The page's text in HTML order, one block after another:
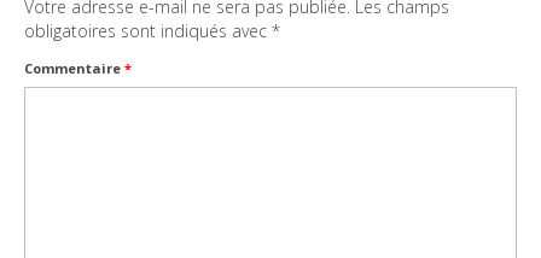
Votre adresse e-mail ne sera pas publiée. Les champs
obligatoires sont indiqués avec *
Commentaire *